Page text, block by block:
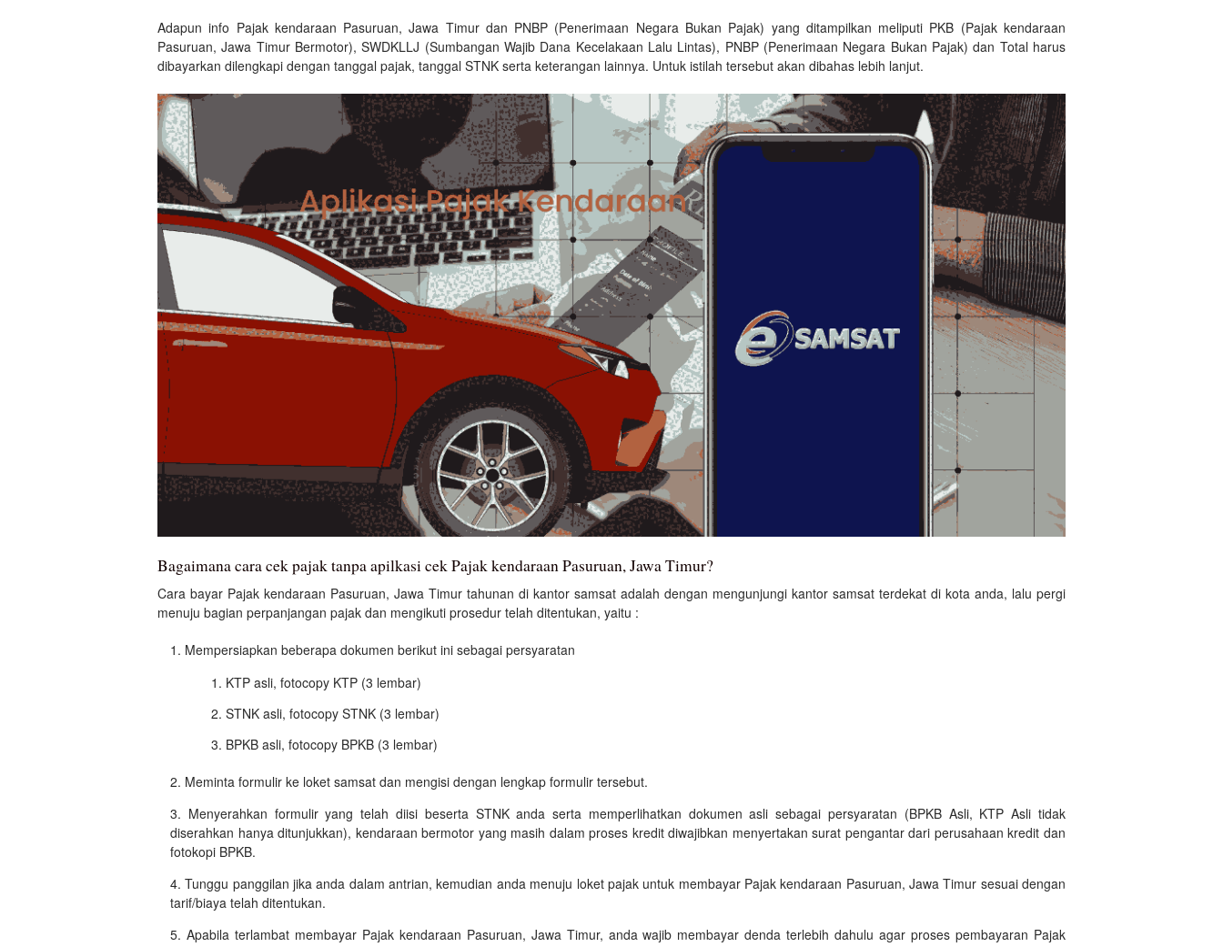
Adapun info Pajak kendaraan Pasuruan, Jawa Timur dan PNBP (Penerimaan Negara Bukan Pajak) yang ditampilkan meliputi PKB (Pajak kendaraan
Pasuruan, Jawa Timur Bermotor), SWDKLLJ (Sumbangan Wajib Dana Kecelakaan Lalu Lintas), PNBP (Penerimaan Negara Bukan Pajak) dan Total harus
dibayarkan dilengkapi dengan tanggal pajak, tanggal STNK serta keterangan lainnya. Untuk istilah tersebut akan dibahas lebih lanjut.
Bagaimana cara cek pajak tanpa apilkasi cek Pajak kendaraan Pasuruan, Jawa Timur?
Cara bayar Pajak kendaraan Pasuruan, Jawa Timur tahunan di kantor samsat adalah dengan mengunjungi kantor samsat terdekat di kota anda, lalu pergi
menuju bagian perpanjangan pajak dan mengikuti prosedur telah ditentukan, yaitu :
Mempersiapkan beberapa dokumen berikut ini sebagai persyaratan
KTP asli, fotocopy KTP (3 lembar)
STNK asli, fotocopy STNK (3 lembar)
BPKB asli, fotocopy BPKB (3 lembar)
Meminta formulir ke loket samsat dan mengisi dengan lengkap formulir tersebut.
Menyerahkan formulir yang telah diisi beserta STNK anda serta memperlihatkan dokumen asli sebagai persyaratan (BPKB Asli, KTP Asli tidak
diserahkan hanya ditunjukkan), kendaraan bermotor yang masih dalam proses kredit diwajibkan menyertakan surat pengantar dari perusahaan kredit dan
fotokopi BPKB.
Tunggu panggilan jika anda dalam antrian, kemudian anda menuju loket pajak untuk membayar Pajak kendaraan Pasuruan, Jawa Timur sesuai dengan
tarif/biaya telah ditentukan.
Apabila terlambat membayar Pajak kendaraan Pasuruan, Jawa Timur, anda wajib membayar denda terlebih dahulu agar proses pembayaran Pajak